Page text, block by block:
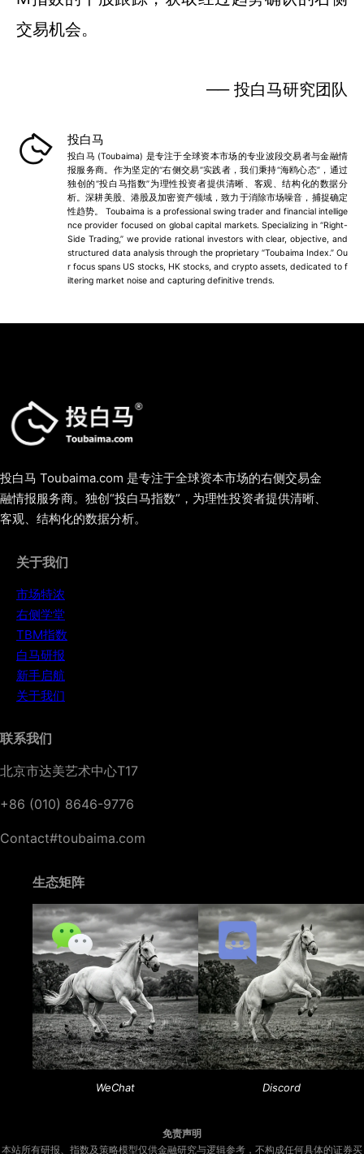
交易机会。
── 投白马研究团队
投白马
投白马 (Toubaima) 是专注于全球资本市场的专业波段交易者与金融情
报服务商。作为坚定的“右侧交易”实践者，我们秉持“海鸥心态”，通过
独创的“投白马指数”为理性投资者提供清晰、客观、结构化的数据分
析。深耕美股、港股及加密资产领域，致力于消除市场噪音，捕捉确定
性趋势。 Toubaima is a professional swing trader and financial intellige
nce provider focused on global capital markets. Specializing in “Right-
Side Trading,” we provide rational investors with clear, objective, and
structured data analysis through the proprietary “Toubaima Index.” Ou
r focus spans US stocks, HK stocks, and crypto assets, dedicated to f
iltering market noise and capturing definitive trends.
投白马 Toubaima.com 是专注于全球资本市场的右侧交易金
融情报服务商。独创“投白马指数”，为理性投资者提供清晰、
客观、结构化的数据分析。
关于我们
市场特浓
右侧学堂
TBM指数
白马研报
新手启航
关于我们
联系我们
北京市达美艺术中心T17
+86 (010) 8646-9776
Contact#toubaima.com
生态矩阵
WeChat Discord
免责声明
本站所有研报、指数及策略模型仅供金融研究与逻辑参考，不构成任何具体的证券买